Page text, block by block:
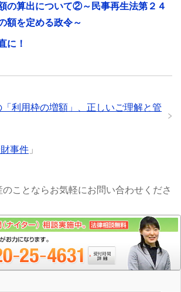
の算出について②～民事再生法第２４
額を定める政令～
に！
利用枠の増額」、正しいご理解と管
事件 」
ことならお気軽にお問い合わせくださ